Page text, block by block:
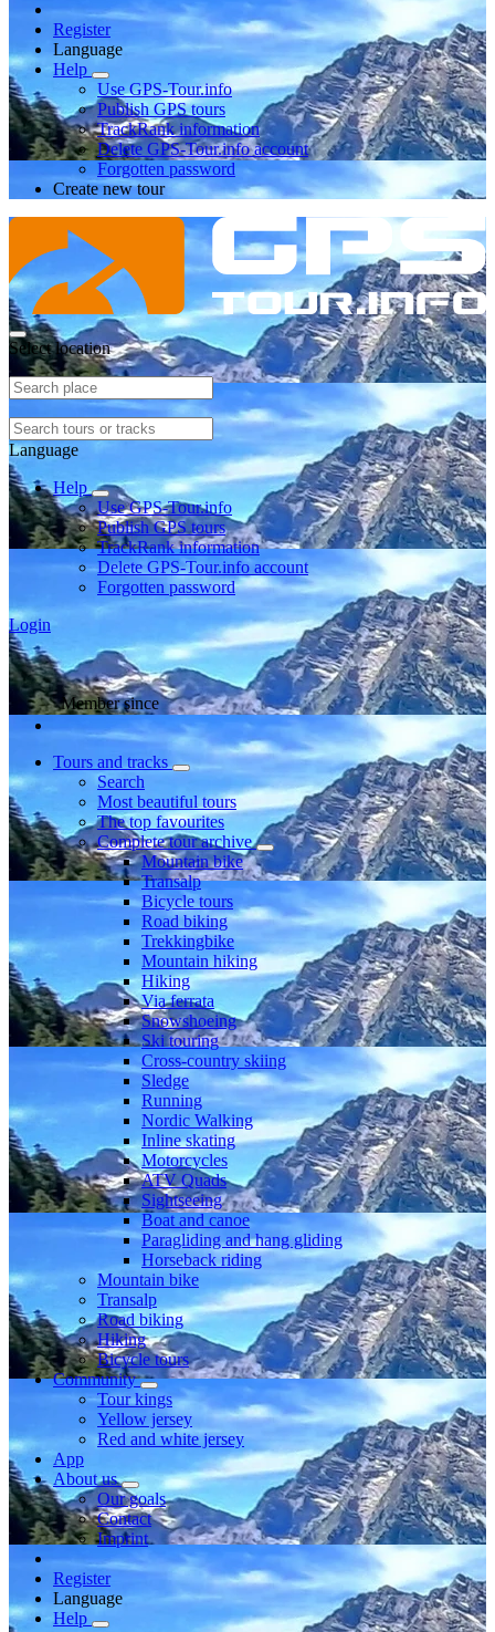
Register
Language
Help
Use GPS-Tour.info
Publish GPS tours
TrackRank information
Delete GPS-Tour.info account
Forgotten password
Create new tour
Select location
Language
Help
Use GPS-Tour.info
Publish GPS tours
TrackRank information
Delete GPS-Tour.info account
Forgotten password
Login
Member since
Tours and tracks
Search
Most beautiful tours
The top favourites
Complete tour archive
Mountain bike
Transalp
Bicycle tours
Road biking
Trekkingbike
Mountain hiking
Hiking
Via ferrata
Snowshoeing
Ski touring
Cross-country skiing
Sledge
Running
Nordic Walking
Inline skating
Motorcycles
ATV Quads
Sightseeing
Boat and canoe
Paragliding and hang gliding
Horseback riding
Mountain bike
Transalp
Road biking
Hiking
Bicycle tours
Community
Tour kings
Yellow jersey
Red and white jersey
App
About us
Our goals
Contact
Imprint
Register
Language
Help